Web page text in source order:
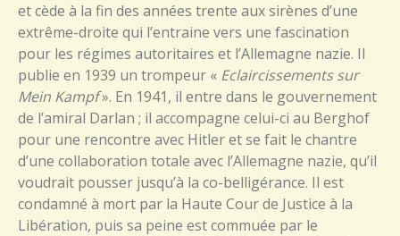
et cède à la fin des années trente aux sirènes d’une
extrême-droite qui l’entraine vers une fascination
pour les régimes autoritaires et l’Allemagne nazie. Il
publie en 1939 un trompeur « Eclaircissements sur
Mein Kampf». En 1941, il entre dans le gouvernement
de l’amiral Darlan ; il accompagne celui-ci au Berghof
pour une rencontre avec Hitler et se fait le chantre
d’une collaboration totale avec l’Allemagne nazie, qu’il
voudrait pousser jusqu’à la co-belligérance. Il est
condamné à mort par la Haute Cour de Justice à la
Libération, puis sa peine est commuée par le